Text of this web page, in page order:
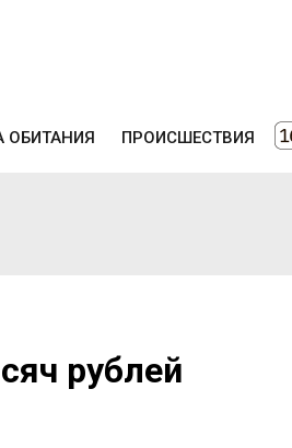
ОБИТАНИЯ ПРОИСШЕСТВИЯ
рублей